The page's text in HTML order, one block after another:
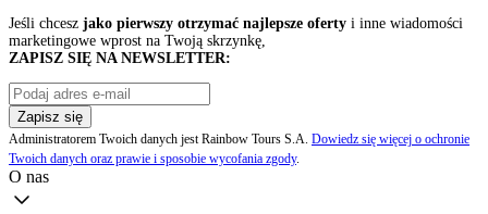
Jeśli chcesz jako pierwszy otrzymać najlepsze oferty i inne wiadomości
marketingowe wprost na Twoją skrzynkę,
ZAPISZ SIĘ NA NEWSLETTER:
Zapisz się
Administratorem Twoich danych jest Rainbow Tours S.A. Dowiedz się więcej o ochronie
Twoich danych oraz prawie i sposobie wycofania zgody.
O nas